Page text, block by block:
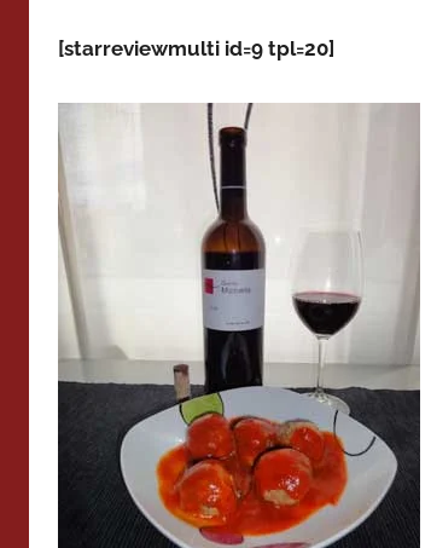
[starreviewmulti id=9 tpl=20]